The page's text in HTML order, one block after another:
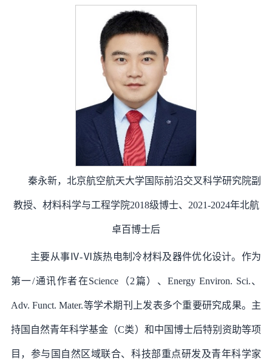
秦永新，北京航空航天大学国际前沿交叉科学研究院副
教授、材料科学与工程学院2018级博士、2021-2024年北航
卓百博士后
主要从事Ⅳ-Ⅵ族热电制冷材料及器件优化设计。作为
第一/通讯作者在Science（2篇）、Energy Environ. Sci.、
Adv. Funct. Mater.等学术期刊上发表多个重要研究成果。主
持国自然青年科学基金（C类）和中国博士后特别资助等项
目，参与国自然区域联合、科技部重点研发及青年科学家